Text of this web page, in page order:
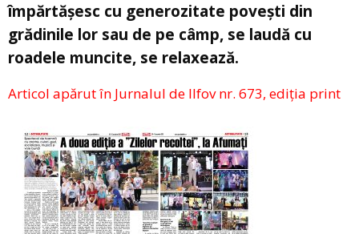
împărtășesc cu generozitate povești din
grădinile lor sau de pe câmp, se laudă cu
roadele muncite, se relaxează.
Articol apărut în Jurnalul de Ilfov nr. 673, ediția print